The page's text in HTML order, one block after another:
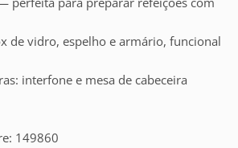
de vidro, espelho e armário, funcional
interfone e mesa de cabeceira
149860